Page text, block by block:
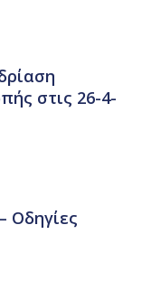
στις 26-4-
Οδηγίες